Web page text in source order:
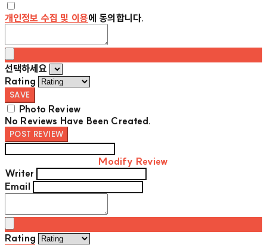
개인정보 수집 및 이용에 동의합니다.
선택하세요
Rating
SAVE
Photo Review
No Reviews Have Been Created.
POST REVIEW
Modify Review
Writer
Email
Rating